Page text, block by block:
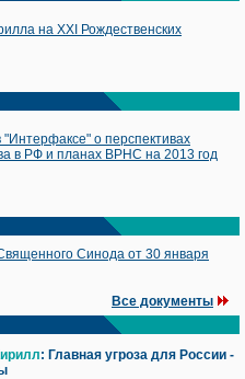
на XXI Рождественских
о перспективах
в РФ и планах ВРНС на 2013 год
Синода от 30 января
Все документы
: Главная угроза для России -